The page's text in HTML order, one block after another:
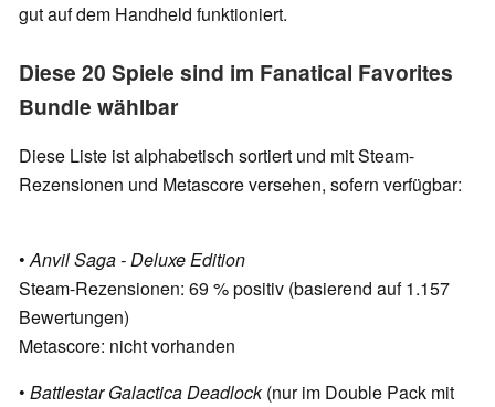
gut auf dem Handheld funktioniert.
Diese 20 Spiele sind im Fanatical Favorites
Bundle wählbar
Diese Liste ist alphabetisch sortiert und mit Steam-
Rezensionen und Metascore versehen, sofern verfügbar:
•Anvil Saga - Deluxe Edition
Steam-Rezensionen: 69 % positiv (basierend auf 1.157
Bewertungen)
Metascore: nicht vorhanden
• Battlestar Galactica Deadlock(nur im Double Pack mit